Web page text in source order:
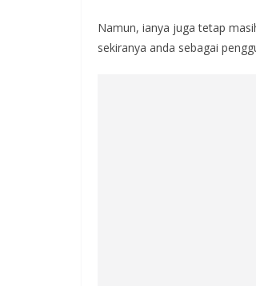
Namun, ianya juga tetap
sekiranya anda sebagai